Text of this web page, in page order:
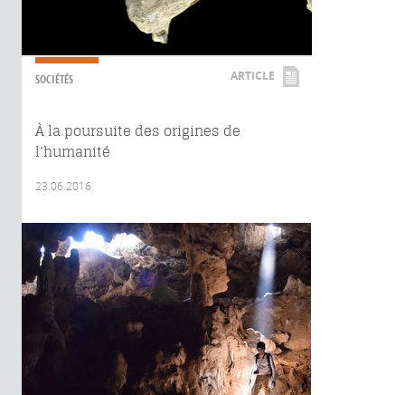
SOCIÉTÉS ARTICLE
À la poursuite des origines de
l’humanité
23.06.2016